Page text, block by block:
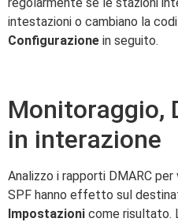
intestazioni o cambiano la
Configurazione in seguito.
Monitoraggio,
in interazione
Analizzo i rapporti DMARC
SPF hanno effetto sul
Impostazioni come risultato.